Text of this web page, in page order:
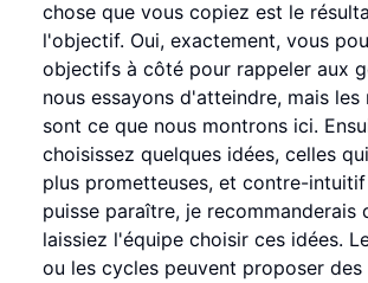
chose que vous copiez est le
l'objectif. Oui, exactement, vous
objectifs à côté pour rappeler aux
nous essayons d'atteindre, mais les
sont ce que nous montrons ici.
choisissez quelques idées, celles
plus prometteuses, et contre-
puisse paraître, je recommanderais
laissiez l'équipe choisir ces idées.
ou les cycles peuvent proposer